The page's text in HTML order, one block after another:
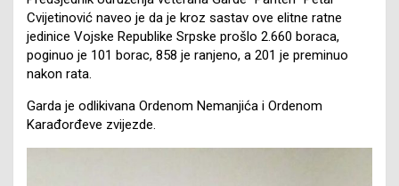
Cvijetinović naveo je da je kroz sastav ove elitne ratne
jedinice Vojske Republike Srpske prošlo 2.660 boraca,
poginuo je 101 borac, 858 je ranjeno, a 201 je preminuo
nakon rata.
Garda je odlikivana Ordenom Nemanjića i Ordenom
Karađorđeve zvijezde.